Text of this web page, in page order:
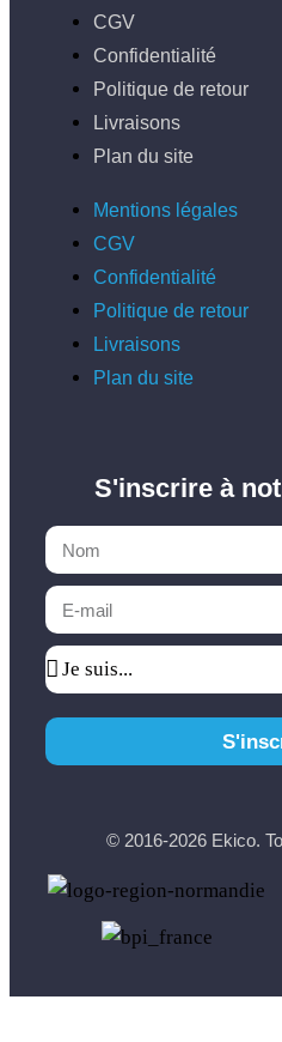
CGV
Confidentialité
Politique de retour
Livraisons
Plan du site
Mentions légales
CGV
Confidentialité
Politique de retour
Livraisons
Plan du site
S'inscrire à
© 2016-2026 Ekico.